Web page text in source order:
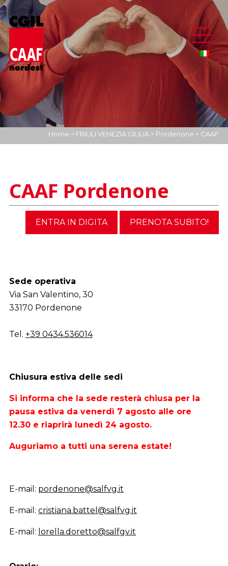
Home > FRIULI VENEZIA GIULIA > Pordenone > CAAF
CAAF Pordenone
ENTRA IN DIGITA PRENOTA SUBITO!
Sede operativa
Via San Valentino, 30
33170 Pordenone
Tel. +39 0434.536014
Chiusura estiva delle sedi
Si informa che la sede resterà chiusa per la
pausa estiva da venerdì 7 agosto alle ore
12.30 e riaprirà lunedì 24 agosto.
Auguriamo a tutti una serena estate!
E-mail: pordenone@salfvg.it
E-mail: cristiana.battel@salfvg.it
E-mail: lorella.doretto@salfgv.it